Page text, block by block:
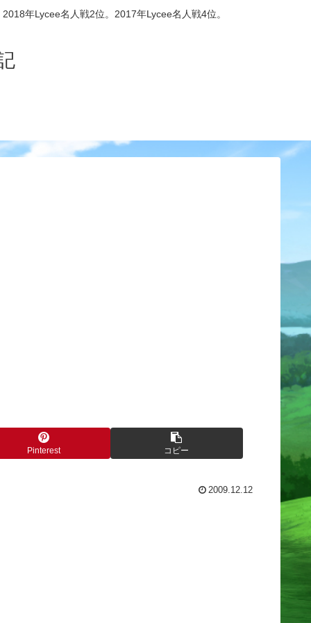
年Lycee名人戦2位。2017年Lycee名人戦4位。
Pinterest コピー
2009.12.12